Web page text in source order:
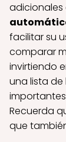
adicionales
facilitar su
comparar
invirtiendo
una lista
Recuerda
que